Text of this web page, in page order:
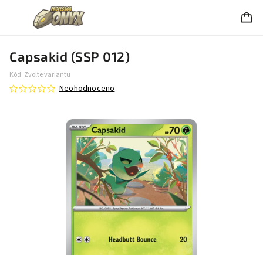
Capsakid (SSP 012)
Kód: Zvolte variantu
Neohodnoceno